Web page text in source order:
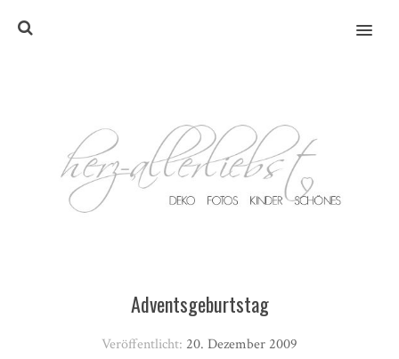
MENU
Adventsgeburtstag
Veröffentlicht: 20. Dezember 2009